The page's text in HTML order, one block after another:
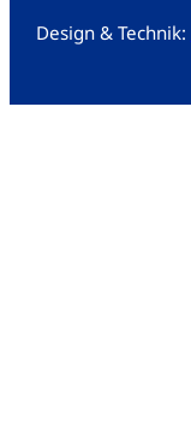
Design & Technik: